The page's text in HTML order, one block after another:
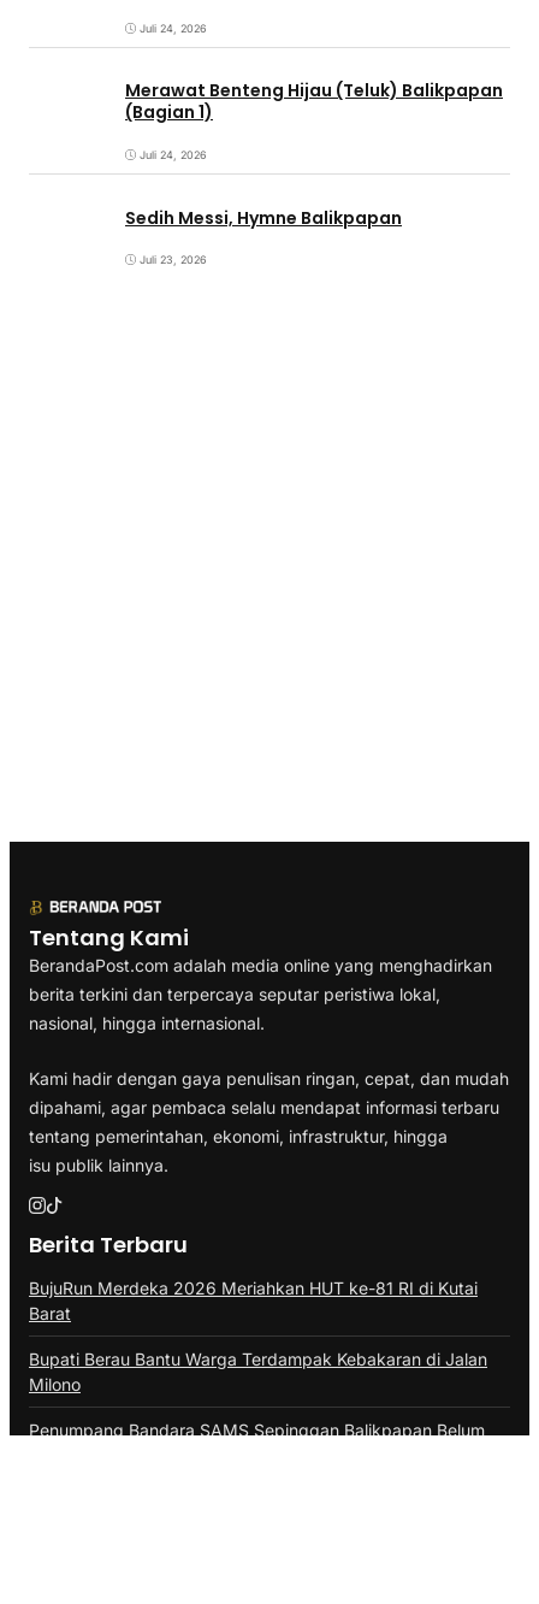
Juli 24, 2026
Merawat Benteng Hijau (Teluk) Balikpapan
(Bagian 1)
Juli 24, 2026
Sedih Messi, Hymne Balikpapan
Juli 23, 2026
Tentang Kami
BerandaPost.com adalah media online yang menghadirkan
berita terkini dan terpercaya seputar peristiwa lokal,
nasional, hingga internasional.
Kami hadir dengan gaya penulisan ringan, cepat, dan mudah
dipahami, agar pembaca selalu mendapat informasi terbaru
tentang pemerintahan, ekonomi, infrastruktur, hingga
isu publik lainnya.
Berita Terbaru
BujuRun Merdeka 2026 Meriahkan HUT ke-81 RI di Kutai
Barat
Bupati Berau Bantu Warga Terdampak Kebakaran di Jalan
Milono
Penumpang Bandara SAMS Sepinggan Balikpapan Belum